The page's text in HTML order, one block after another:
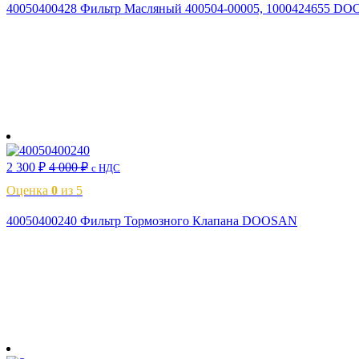
40050400428 Фильтр Масляный 400504-00005, 1000424655
2 300 ₽ 4 000₽ с НДС
Оценка 0 из 5
40050400240 Фильтр Тормозного Клапана DOOSAN